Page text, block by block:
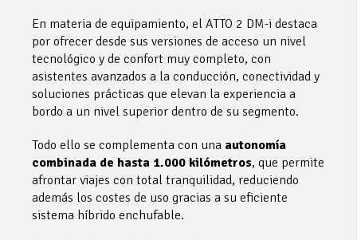
En materia de equipamiento, el ATTO 2 DM-i destaca
por ofrecer desde sus versiones de acceso un nivel
tecnológico y de confort muy completo, con
asistentes avanzados a la conducción, conectividad y
soluciones prácticas que elevan la experiencia a
bordo a un nivel superior dentro de su segmento.
Todo ello se complementa con una autonomía
combinada de hasta 1.000 kilómetros, que permite
afrontar viajes con total tranquilidad, reduciendo
además los costes de uso gracias a su eficiente
sistema híbrido enchufable.